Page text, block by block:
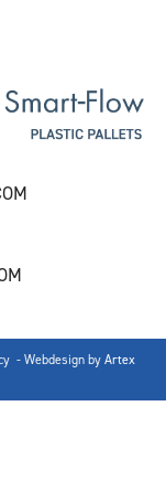
- Webdesign byArtex